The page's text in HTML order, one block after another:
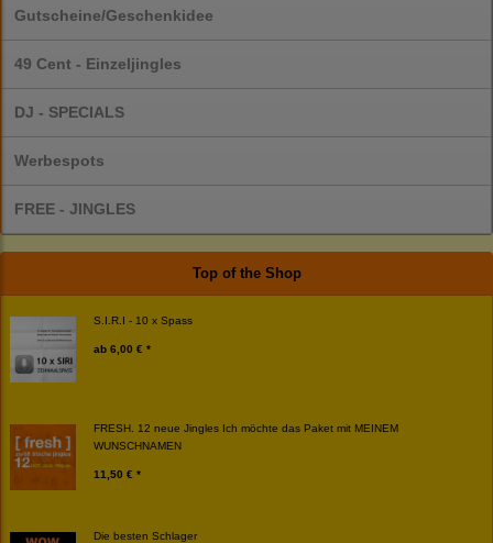
Gutscheine/Geschenkidee
49 Cent - Einzeljingles
DJ - SPECIALS
Werbespots
FREE - JINGLES
Top of the Shop
S.I.R.I - 10 x Spass
ab 6,00 € *
FRESH. 12 neue Jingles Ich möchte das Paket mit MEINEM
WUNSCHNAMEN
11,50 € *
Die besten Schlager